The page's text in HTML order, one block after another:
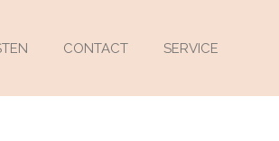
CONTACT SERVICE